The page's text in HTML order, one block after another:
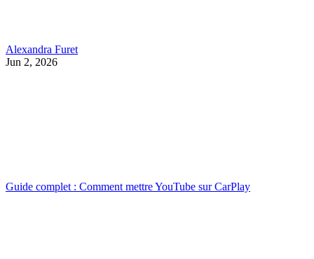
Alexandra Furet
Jun 2, 2026
Guide complet : Comment mettre YouTube sur CarPlay